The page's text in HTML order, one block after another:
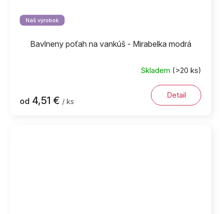
Náš výrobok
Bavlneny poťah na vankúš - Mirabelka modrá
Skladem (>20 ks)
od 4,51 € / ks
Detail